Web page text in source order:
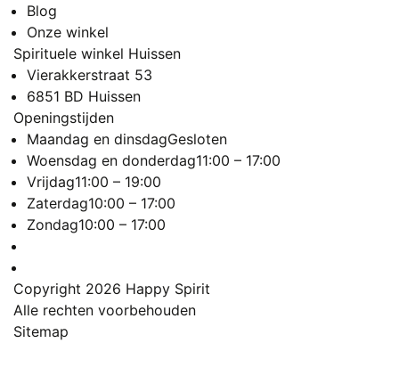
Blog
Onze winkel
Spirituele winkel Huissen
Vierakkerstraat 53
6851 BD Huissen
Openingstijden
Maandag en dinsdagGesloten
Woensdag en donderdag11:00 – 17:00
Vrijdag11:00 – 19:00
Zaterdag10:00 – 17:00
Zondag10:00 – 17:00
Copyright 2026 Happy Spirit
Alle rechten voorbehouden
Sitemap